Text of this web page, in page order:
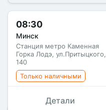
08:30
Минск
Станция метро Каменная
Горка Лодэ, ул.Притыцкого,
140
Только наличными
Детали